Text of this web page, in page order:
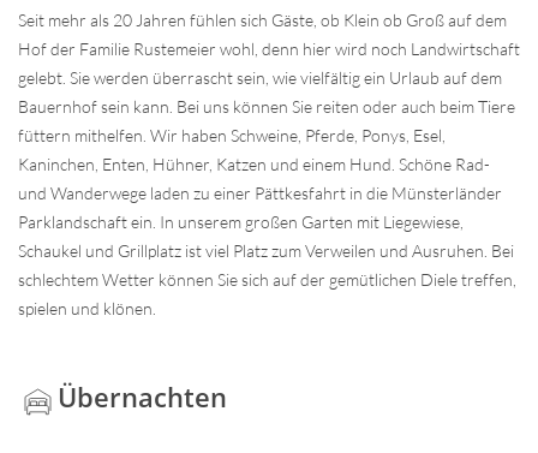
Seit mehr als 20 Jahren fühlen sich Gäste, ob Klein ob Groß auf dem
Hof der Familie Rustemeier wohl, denn hier wird noch Landwirtschaft
gelebt. Sie werden überrascht sein, wie vielfältig ein Urlaub auf dem
Bauernhof sein kann. Bei uns können Sie reiten oder auch beim Tiere
füttern mithelfen. Wir haben Schweine, Pferde, Ponys, Esel,
Kaninchen, Enten, Hühner, Katzen und einem Hund. Schöne Rad-
und Wanderwege laden zu einer Pättkesfahrt in die Münsterländer
Parklandschaft ein. In unserem großen Garten mit Liegewiese,
Schaukel und Grillplatz ist viel Platz zum Verweilen und Ausruhen. Bei
schlechtem Wetter können Sie sich auf der gemütlichen Diele treffen,
spielen und klönen.
Übernachten